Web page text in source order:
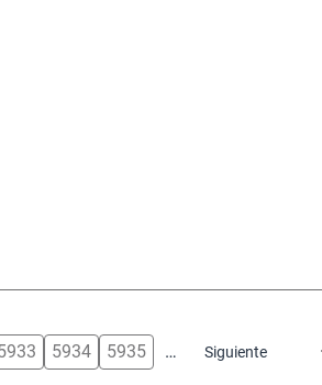
5934 5935 … Siguiente
Siguiente página